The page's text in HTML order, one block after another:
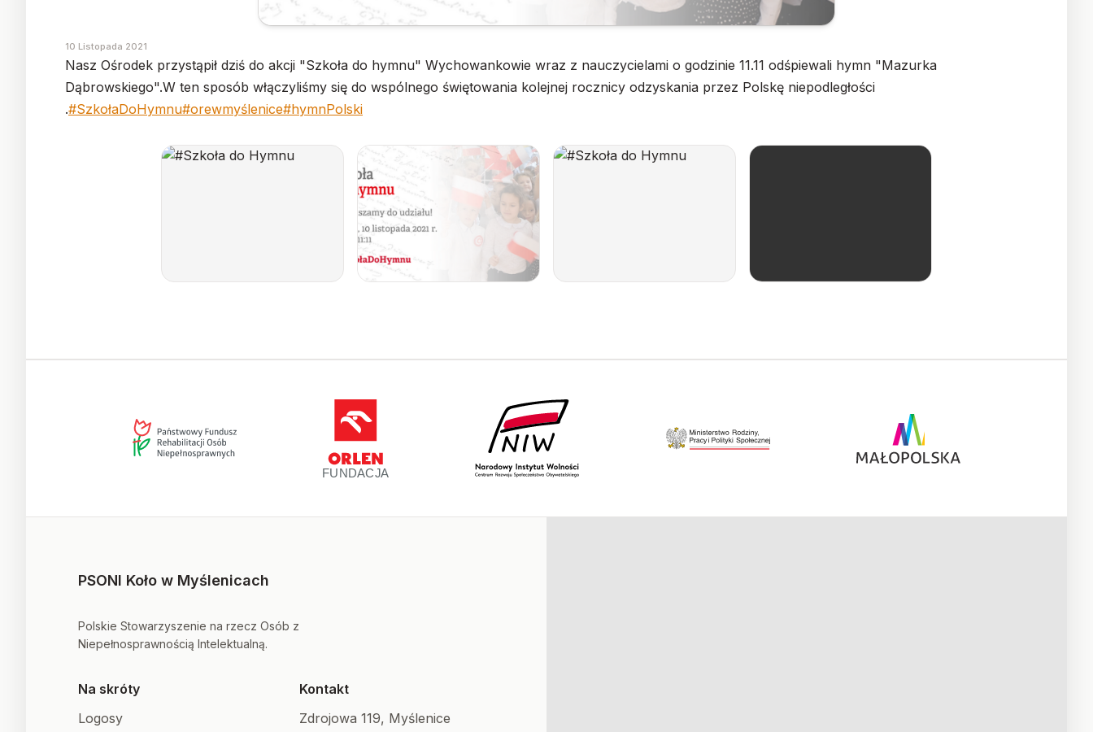
10 Listopada 2021
Nasz Ośrodek przystąpił dziś do akcji "Szkoła do hymnu" Wychowankowie wraz z nauczycielami o godzinie 11.11 odśpiewali hymn "Mazurka
Dąbrowskiego".W ten sposób włączyliśmy się do wspólnego świętowania kolejnej rocznicy odzyskania przez Polskę niepodległości
.#SzkołaDoHymnu#orewmyślenice#hymnPolski
PSONI Koło w Myślenicach
Polskie Stowarzyszenie na rzecz Osób z
Niepełnosprawnością Intelektualną.
Na skróty
Logosy
Kontakt
Zdrojowa 119, Myślenice